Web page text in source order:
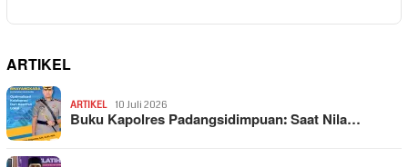
ARTIKEL
ARTIKEL 10 Juli 2026
Buku Kapolres Padangsidimpuan: Saat Nila…